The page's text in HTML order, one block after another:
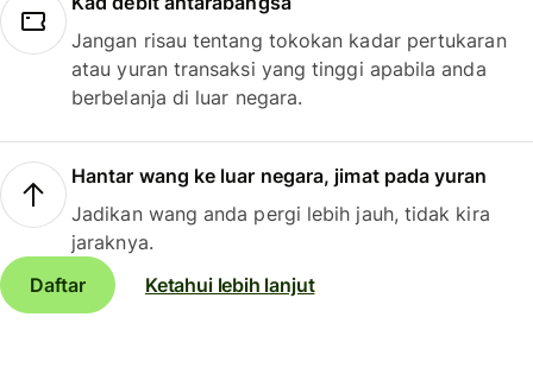
Jangan risau tentang tokokan kadar pertukaran
atau yuran transaksi yang tinggi apabila anda
berbelanja di luar negara.
Hantar wang ke luar negara, jimat pada yuran
Jadikan wang anda pergi lebih jauh, tidak kira
jaraknya.
Daftar
Ketahui lebih lanjut